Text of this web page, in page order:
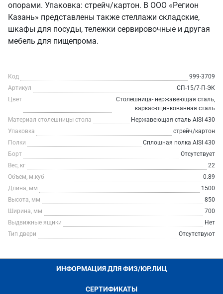
опорами. Упаковка: стрейч/картон. В ООО «Регион
Казань» представлены также стеллажи складские,
шкафы для посуды, тележки сервировочные и другая
мебель для пищепрома.
Код
999-3709
Артикул
СП-15/7-П-ЭК
Цвет
Столешница- нержавеющая сталь,
каркас-оцинкованная сталь
Материал столешницы стола
Нержавеющая сталь AISI 430
Упаковка
стрейч/картон
Полки
Сплошная полка AISI 430
Борт
Отсутствует
Вес, кг
22
Объем, м.куб
0.89
Длина, мм
1500
Высота, мм
850
Ширина, мм
700
Выдвижные ящики
Нет
Тип двери
Отсутствуют
ИНФОРМАЦИЯ ДЛЯ ФИЗ/ЮР.ЛИЦ
СЕРТИФИКАТЫ